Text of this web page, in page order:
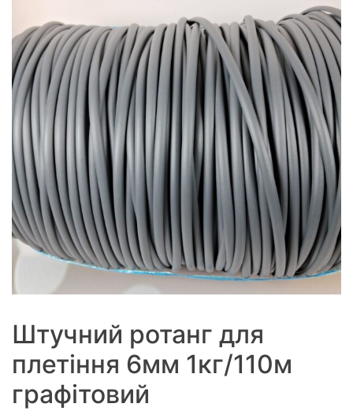
Штучний ротанг для
плетіння 6мм 1кг/110м
графiтовий